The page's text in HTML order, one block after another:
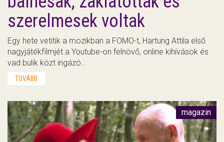
szerelmesek voltak
Egy hete vetítik a mozikban a FOMO-t, Hartung Attila első
nagyjátékfilmjét a Youtube-on felnövő, online kihívások és
vad bulik közt ingázó…
TOVÁBB
magazin